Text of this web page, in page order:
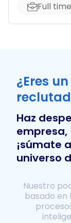
Full time
¿Eres un
Haz
empresa,
¡súmate
universo
Nuestro
basado en